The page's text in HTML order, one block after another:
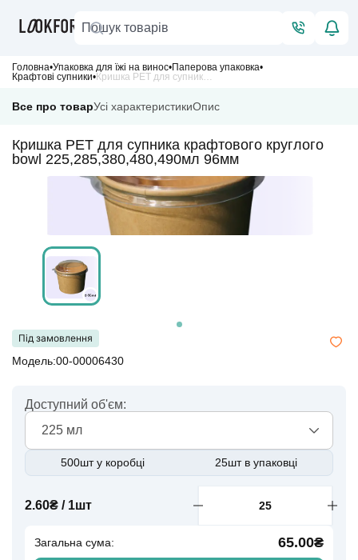
Головна Упаковка для їжі на винос Паперова упаковка
Крафтові супники
Кришка PET для супника крафтового круглого bowl 225,285,380,480,490мл 96мм
Все про товарУсі характеристикиОпис
Кришка PET для супника крафтового круглого
bowl 225,285,380,480,490мл 96мм
Під замовлення
Модель:00-00006430
Доступний об'єм:
225 мл
500шт у коробці 25шт в упаковці
2.60₴ / 1шт
Загальна сума: 65.00₴